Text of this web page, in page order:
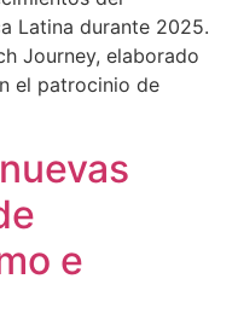
Latina durante 2025.
Journey, elaborado
el patrocinio de
e